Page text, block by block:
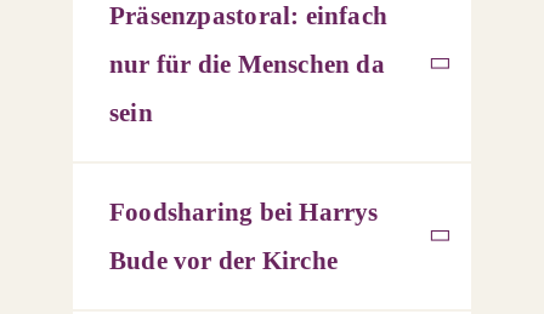
Präsenzpastoral: einfach
nur für die Menschen da
sein
Foodsharing bei Harrys
Bude vor der Kirche